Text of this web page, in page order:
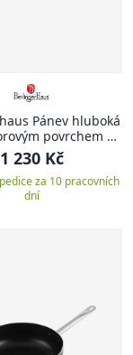
Pánev hluboká
povrchem a
28 cm Rosegold
Metallic Line
1 230 Kč
za 10 pracovních
dní